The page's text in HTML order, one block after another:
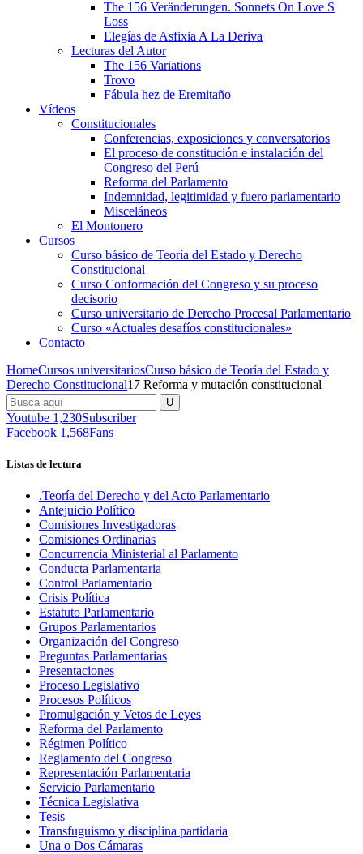
The 156 Veränderungen. Sonnets On Love S
Loss
Elegías de Asfixia A La Deriva
Lecturas del Autor
The 156 Variations
Trovo
Fábula hez de Eremitaño
Vídeos
Constitucionales
Conferencias, exposiciones y conversatorios
El proceso de constitución e instalación del
Congreso del Perú
Reforma del Parlamento
Indemnidad, legitimidad y fuero parlamentario
Misceláneos
El Montonero
Cursos
Curso básico de Teoría del Estado y Derecho
Constitucional
Curso Conformación del Congreso y su proceso
decisorio
Curso universitario de Derecho Procesal Parlamentario
Curso «Actuales desafíos constitucionales»
Contacto
HomeCursos universitariosCurso básico de Teoría del Estado y
Derecho Constitucional17 Reforma y mutación constitucional
(Verfassungsänderung)
Youtube 1,230Subscriber
Facebook 1,568Fans
Listas de lectura
.Teoría del Derecho y del Acto Parlamentario
Antejuicio Político
Comisiones Investigadoras
Comisiones Ordinarias
Concurrencia Ministerial al Parlamento
Conducta Parlamentaria
Control Parlamentario
Crisis Política
Estatuto Parlamentario
Grupos Parlamentarios
Organización del Congreso
Preguntas Parlamentarias
Presentaciones
Proceso Legislativo
Procesos Políticos
Promulgación y Vetos de Leyes
Reforma del Parlamento
Régimen Político
Reglamento del Congreso
Representación Parlamentaria
Servicio Parlamentario
Técnica Legislativa
Tesis
Transfuguismo y disciplina partidaria
Una o Dos Cámaras